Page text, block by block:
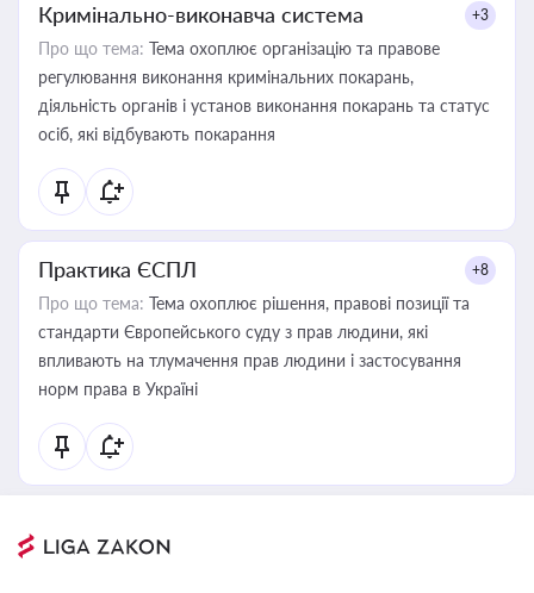
Кримінально-виконавча система +3
Про що тема: Тема охоплює організацію та правове
регулювання виконання кримінальних покарань,
діяльність органів і установ виконання покарань та статус
осіб, які відбувають покарання
Практика ЄСПЛ +8
Про що тема: Тема охоплює рішення, правові позиції та
стандарти Європейського суду з прав людини, які
впливають на тлумачення прав людини і застосування
норм права в Україні